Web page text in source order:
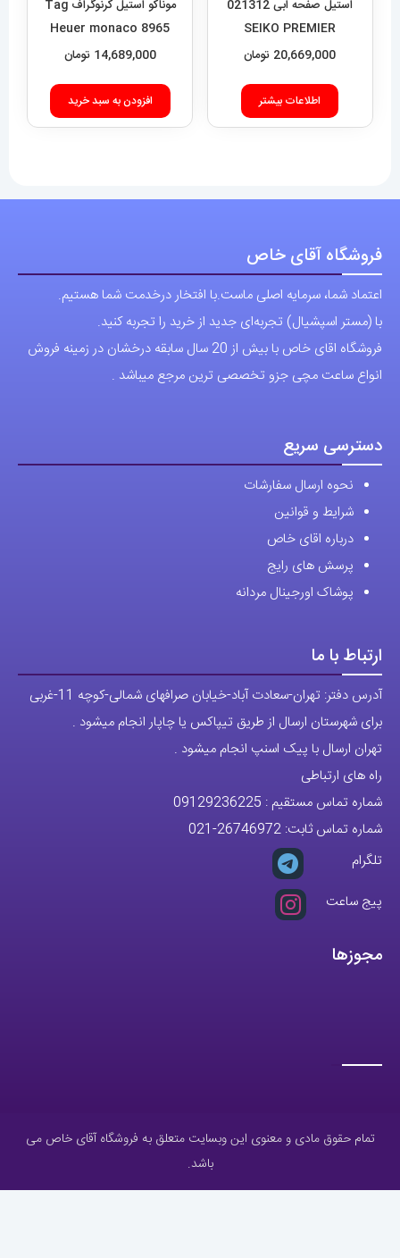
استیل صفحه ابی 021312
SEIKO PREMIER
20,669,000 تومان
اطلاعات بیشتر
موناکو استیل کرنوگراف Tag
Heuer monaco 8965
14,689,000 تومان
افزودن به سبد خرید
فروشگاه آقای خاص
اعتماد شما، سرمایه اصلی ماست.با افتخار درخدمت شما هستیم.
با (مستر اسپشیال) تجربه‌ای جدید از خرید را تجربه کنید.
فروشگاه اقای خاص با بیش از 20 سال سابقه درخشان در زمینه فروش
انواع ساعت مچی جزو تخصصی ترین مرجع میباشد .
دسترسی سریع
نحوه ارسال سفارشات
شرایط و قوانین
درباره اقای خاص
پرسش های رایج
پوشاک اورجینال مردانه
ارتباط با ما
آدرس دفتر: تهران-سعادت آباد-خیابان صرافهای شمالی-کوچه 11-غربی
برای شهرستان ارسال از طریق تیپاکس یا چاپار انجام میشود .
تهران ارسال با پیک اسنپ انجام میشود .
راه های ارتباطی
شماره تماس مستقیم : 09129236225
شماره تماس ثابت: 26746972
-021
تلگرام
پیج ساعت
مجوزها
تمام حقوق مادی و معنوی این وبسایت متعلق به فروشگاه آقای خاص می
باشد.